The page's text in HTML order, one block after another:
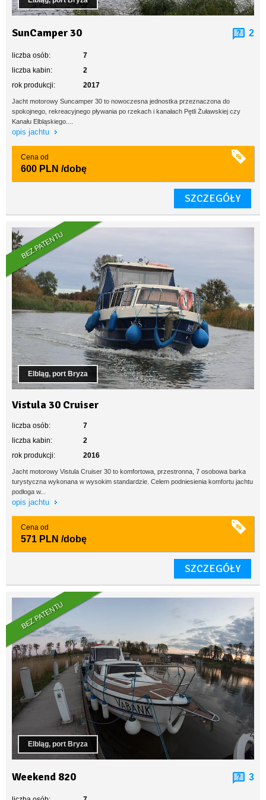
SunCamper 30 2
liczba osób:
7
liczba kabin:
2
rok produkcji:
2017
Jacht motorowy Suncamper 30 to nowoczesna jednostka przeznaczona do
spokojnego, rekreacyjnego pływania po rzekach i kanałach Pętli Żuławskiej czy
Kanału Elbląskiego....
opis jachtu
Cena od
600 PLN /dobę
SZCZEGÓŁY
BEZ PATENTU
Elbląg, port Bryza
Vistula 30 Cruiser
liczba osób:
7
liczba kabin:
2
rok produkcji:
2016
Jacht motorowy Vistula Cruiser 30 to komfortowa, przestronna, 7 osobowa barka
turystyczna wykonana w wysokim standardzie. Celem podniesienia komfortu jachtu
podłoga w...
opis jachtu
Cena od
571 PLN /dobę
SZCZEGÓŁY
BEZ PATENTU
Elbląg, port Bryza
Weekend 820 3